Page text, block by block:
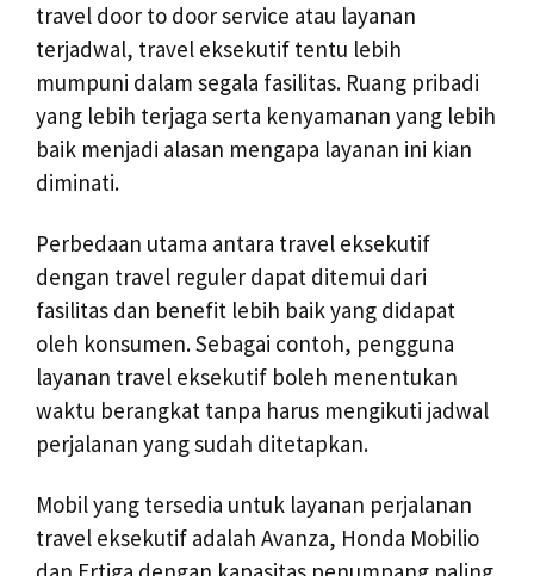
travel door to door service atau layanan
terjadwal, travel eksekutif tentu lebih
mumpuni dalam segala fasilitas. Ruang pribadi
yang lebih terjaga serta kenyamanan yang lebih
baik menjadi alasan mengapa layanan ini kian
diminati.
Perbedaan utama antara travel eksekutif
dengan travel reguler dapat ditemui dari
fasilitas dan benefit lebih baik yang didapat
oleh konsumen. Sebagai contoh, pengguna
layanan travel eksekutif boleh menentukan
waktu berangkat tanpa harus mengikuti jadwal
perjalanan yang sudah ditetapkan.
Mobil yang tersedia untuk layanan perjalanan
travel eksekutif adalah Avanza, Honda Mobilio